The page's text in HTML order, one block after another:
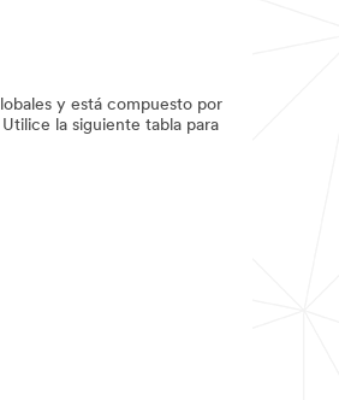
y está compuesto por
la siguiente tabla para